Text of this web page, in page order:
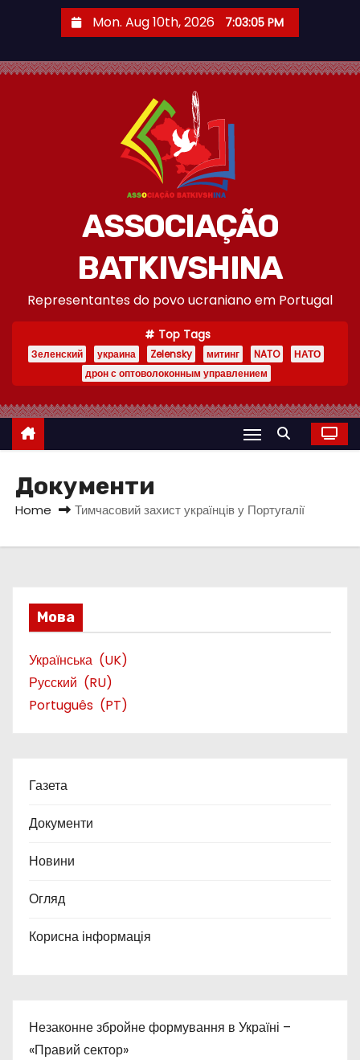
p
Mon. Aug 10th, 2026 7:03:06 PM
ASSOCIAÇÃO
BATKIVSHINA
Representantes do povo ucraniano em Portugal
Top Tags
Зеленский украина Zelensky митинг NATO
НАТО
дрон с оптоволоконным управлением
Документи
Home Тимчасовий захист українців у Португалії
Мова
Українська
UK
Русский
RU
Português
PT
Газета
Документи
Новини
Огляд
Корисна інформація
Незаконне збройне формування в Україні –
«Правий сектор»